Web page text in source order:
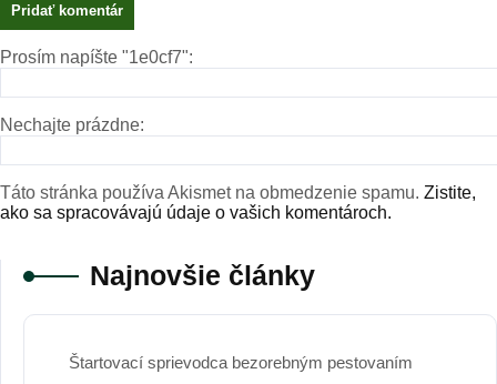
Prosím napíšte "1e0cf7":
Nechajte prázdne:
Táto stránka používa Akismet na obmedzenie spamu. Zistite,
ako sa spracovávajú údaje o vašich komentároch.
Najnovšie články
Štartovací sprievodca bezorebným pestovaním